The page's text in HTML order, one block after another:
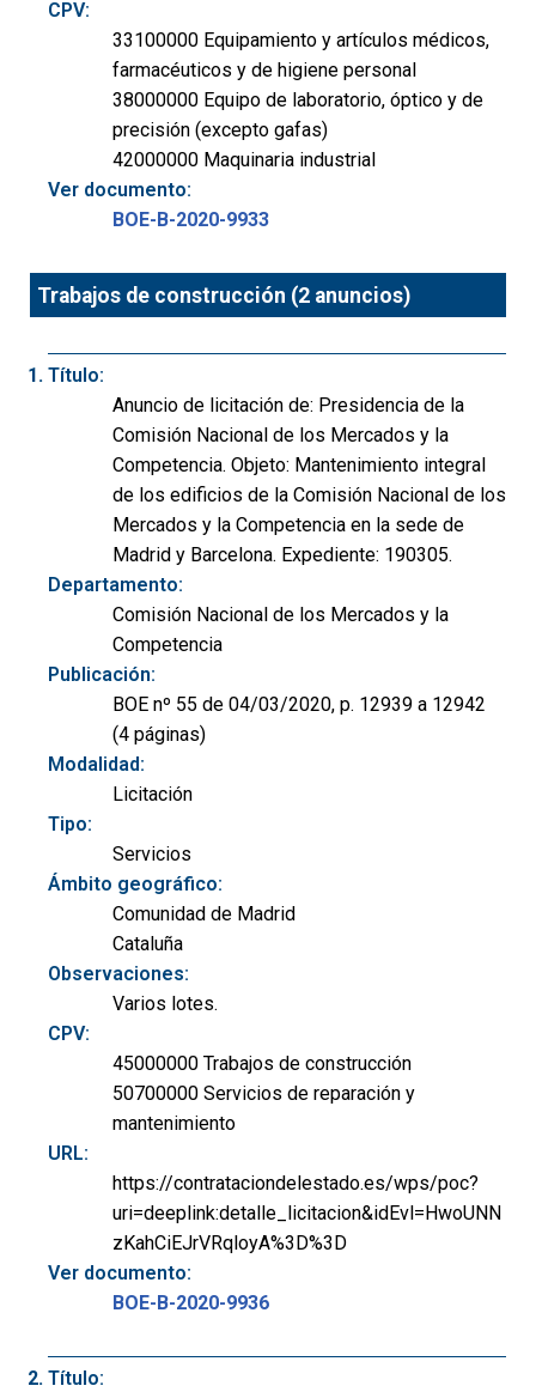
CPV:
33100000 Equipamiento y artículos médicos,
farmacéuticos y de higiene personal
38000000 Equipo de laboratorio, óptico y de
precisión (excepto gafas)
42000000 Maquinaria industrial
Ver documento:
BOE-B-2020-9933
Trabajos de construcción (2 anuncios)
Título:
Anuncio de licitación de: Presidencia de la
Comisión Nacional de los Mercados y la
Competencia. Objeto: Mantenimiento integral
de los edificios de la Comisión Nacional de los
Mercados y la Competencia en la sede de
Madrid y Barcelona. Expediente: 190305.
Departamento:
Comisión Nacional de los Mercados y la
Competencia
Publicación:
BOE nº 55 de 04/03/2020, p. 12939 a 12942
(4 páginas)
Modalidad:
Licitación
Tipo:
Servicios
Ámbito geográfico:
Comunidad de Madrid
Cataluña
Observaciones:
Varios lotes.
CPV:
45000000 Trabajos de construcción
50700000 Servicios de reparación y
mantenimiento
URL:
https://contrataciondelestado.es/wps/poc?
uri=deeplink:detalle_licitacion&idEvl=HwoUNN
zKahCiEJrVRqloyA%3D%3D
Ver documento:
BOE-B-2020-9936
Título: